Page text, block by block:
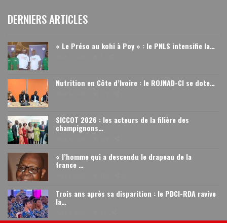
DERNIERS ARTICLES
« Le Préso au kohi à Poy » : le PNLS intensifie la…
Nutrition en Côte d’Ivoire : le ROJNAD-CI se dote…
SICCOT 2026 : les acteurs de la filière des
champignons…
« l’homme qui a descendu le drapeau de la
france …
Trois ans après sa disparition : le PDCI-RDA ravive
la…